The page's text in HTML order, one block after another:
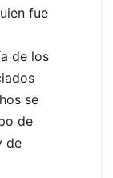
fue
de los
se
de
de